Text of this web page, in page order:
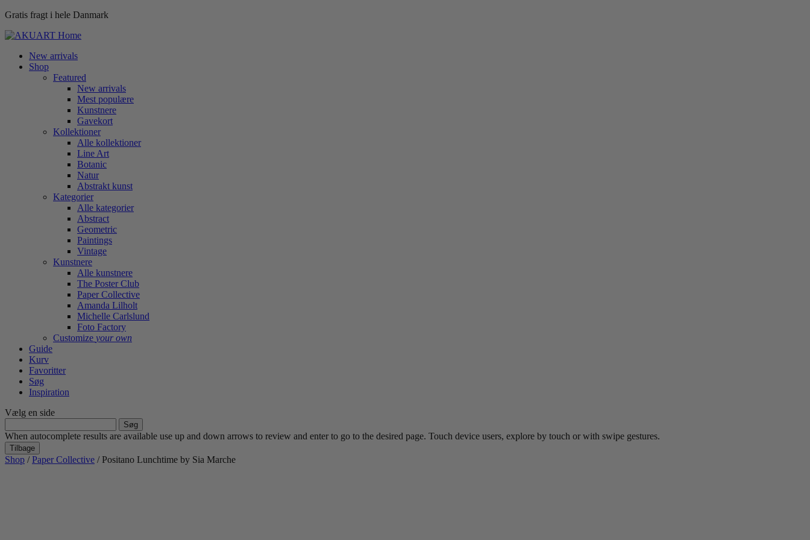
Gratis fragt i hele Danmark
New arrivals
Shop
Featured
New arrivals
Mest populære
Kunstnere
Gavekort
Kollektioner
Alle kollektioner
Line Art
Botanic
Natur
Abstrakt kunst
Kategorier
Alle kategorier
Abstract
Geometric
Paintings
Vintage
Kunstnere
Alle kunstnere
The Poster Club
Paper Collective
Amanda Lilholt
Michelle Carlslund
Foto Factory
Customize your own
Guide
Kurv
Favoritter
Søg
Inspiration
Vælg en side
efter:
When autocomplete results are available use up and down arrows to review and enter to go to the desired page. Touch device users, explore by touch or with swipe gestures.
Tilbage
Shop /Paper Collective / Positano Lunchtime by Sia Marche